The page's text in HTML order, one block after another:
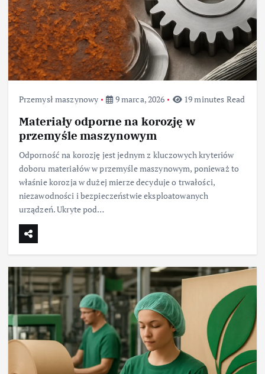
Przemysł maszynowy 9 marca, 2026 19 minutes Read
Materiały odporne na korozję w
przemyśle maszynowym
Odporność na korozję jest jednym z kluczowych kryteriów
doboru materiałów w przemyśle maszynowym, ponieważ to
właśnie korozja w dużej mierze decyduje o trwałości,
niezawodności i bezpieczeństwie eksploatowanych
urządzeń. Ukryte pod…